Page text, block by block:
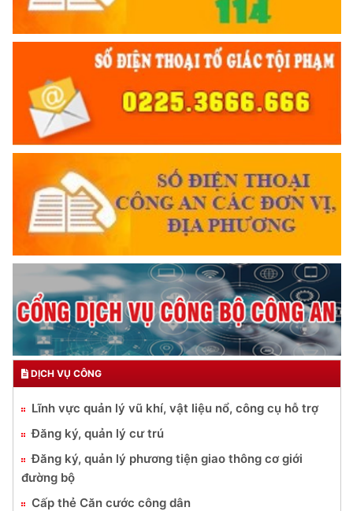
DỊCH VỤ CÔNG
Lĩnh vực quản lý vũ khí, vật liệu nổ, công cụ hỗ trợ
Đăng ký, quản lý cư trú
Đăng ký, quản lý phương tiện giao thông cơ giới
đường bộ
Cấp thẻ Căn cước công dân